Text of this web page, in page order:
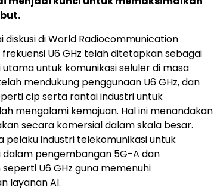
di World Radiocommunication
U6 GHz telah ditetapkan sebagai
untuk komunikasi seluler di masa
mendukung penggunaan U6 GHz, dan
cip serta rantai industri untuk
mengalami kemajuan. Hal ini menandakan
secara komersial dalam skala besar.
pelaku industri telekomunikasi untuk
pengembangan 5G-A dan
U6 GHz guna memenuhi
layanan AI.